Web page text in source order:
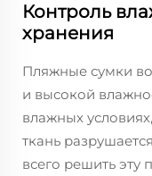
Контроль
хранения
Пляжные сумки
и высокой
влажных
ткань
всего решить эту